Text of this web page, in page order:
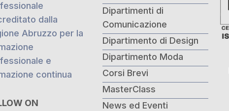
dalla
Abruzzo per la
e
continua
ON
Dipartimenti di
Comunicazione
Dipartimento di Design
Dipartimento Moda
Corsi Brevi
MasterClass
News ed Eventi